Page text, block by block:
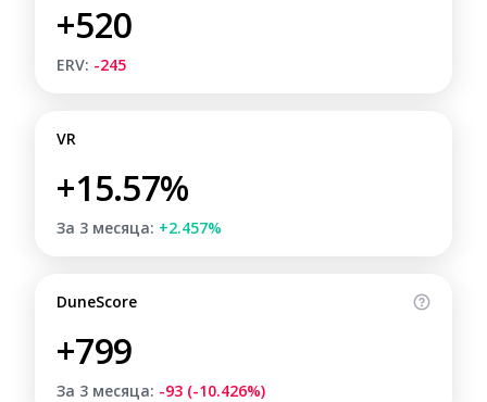
+520
ERV: -245
VR
+15.57%
За 3 месяца: +2.457%
DuneScore
+799
За 3 месяца: -93 (-10.426%)